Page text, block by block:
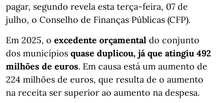
pagar, segundo revela esta terça-feira, 07 de
julho, o Conselho de Finanças Públicas (CFP).
Em 2025, o excedente orçamental do conjunto
dos municípios quase duplicou, já que atingiu 492
milhões de euros. Em causa está um aumento de
224 milhões de euros, que resulta de o aumento
na receita ser superior ao aumento na despesa.